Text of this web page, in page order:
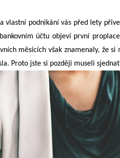
vlastní podnikání vás před lety
účtu objeví první
měsících však znamenaly, že
Proto jste si později museli